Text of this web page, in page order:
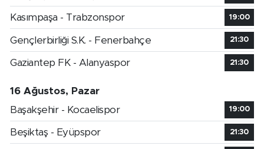
Kasımpaşa - Trabzonspor 19:00
Gençlerbirliği S.K. - Fenerbahçe 21:30
Gaziantep FK - Alanyaspor 21:30
16 Ağustos, Pazar
Başakşehir - Kocaelispor
19:00
Beşiktaş - Eyüpspor 21:30